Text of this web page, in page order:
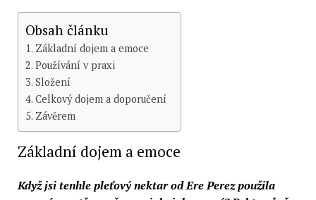
Obsah článku
Základní dojem a emoce
Používání v praxi
Složení
Celkový dojem a doporučení
Závěrem
Základní dojem a emoce
Když jsi tenhle pleťový nektar od Ere Perez použila